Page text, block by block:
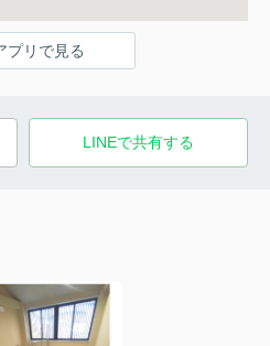
プリで見る
LINEで共有する